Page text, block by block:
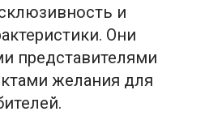
и
Они
представителями
желания для